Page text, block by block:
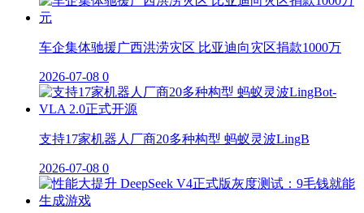
车企集体驰援广西洪涝灾区 比亚迪向灾区捐款1000万
2026-07-08 0
支持17家机器人厂商20多种构型 蚂蚁灵波LingB
2026-07-08 0